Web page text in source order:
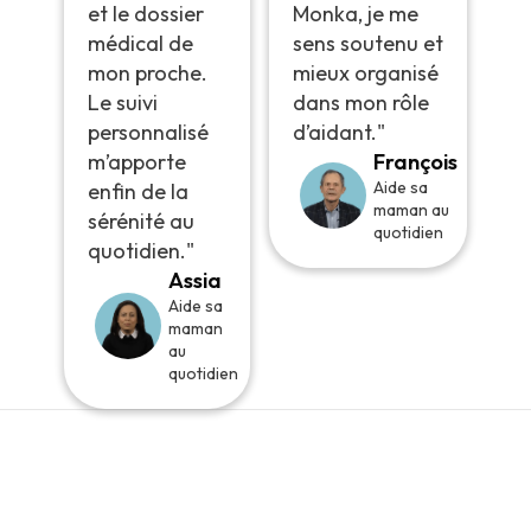
et le dossier
médical de
mon proche.
Le suivi
personnalisé
m’apporte
enfin de la
sérénité au
quotidien."
Assia
Aide sa
maman
au
quotidien
Monka, je me
sens soutenu et
mieux organisé
dans mon rôle
d’aidant."
François
Aide sa
maman au
quotidien